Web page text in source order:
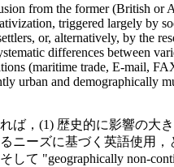
from the former (British or
triggered largely by
or, alternatively, by the
differences between
(maritime trade, E-mail,
urban and demographically
ば，(1) 歴史的に影響の大
ニーズに基づく英語使用
して "geographically non-